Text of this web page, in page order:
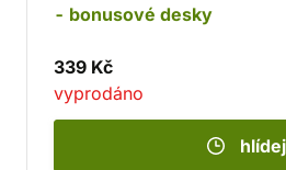
- bonusové desky
339 Kč
vyprodáno
hlídej